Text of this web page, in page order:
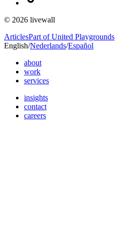
© 2026 livewall
ArticlesPart of United Playgrounds
English/Nederlands/Español
about
work
services
insights
contact
careers